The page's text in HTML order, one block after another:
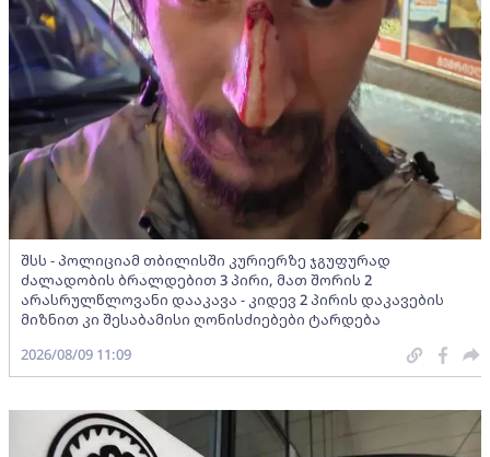
შსს - პოლიციამ თბილისში კურიერზე ჯგუფურად
ძალადობის ბრალდებით 3 პირი, მათ შორის 2
არასრულწლოვანი დააკავა - კიდევ 2 პირის დაკავების
მიზნით კი შესაბამისი ღონისძიებები ტარდება
2026/08/09 11:09